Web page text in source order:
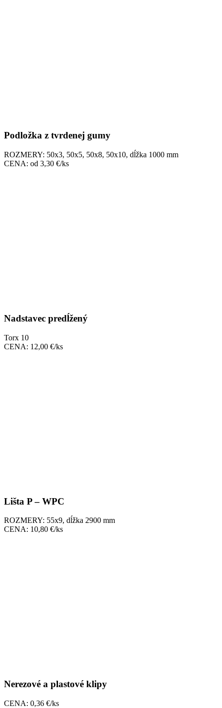
Podložka z tvrdenej gumy
ROZMERY: 50x3, 50x5, 50x8, 50x10, dĺžka 1000 mm
CENA: od 3,30 €/ks
Nadstavec predĺžený
Torx 10
CENA: 12,00 €/ks
Lišta P – WPC
ROZMERY: 55x9, dĺžka 2900 mm
CENA: 10,80 €/ks
Nerezové a plastové klipy
CENA: 0,36 €/ks